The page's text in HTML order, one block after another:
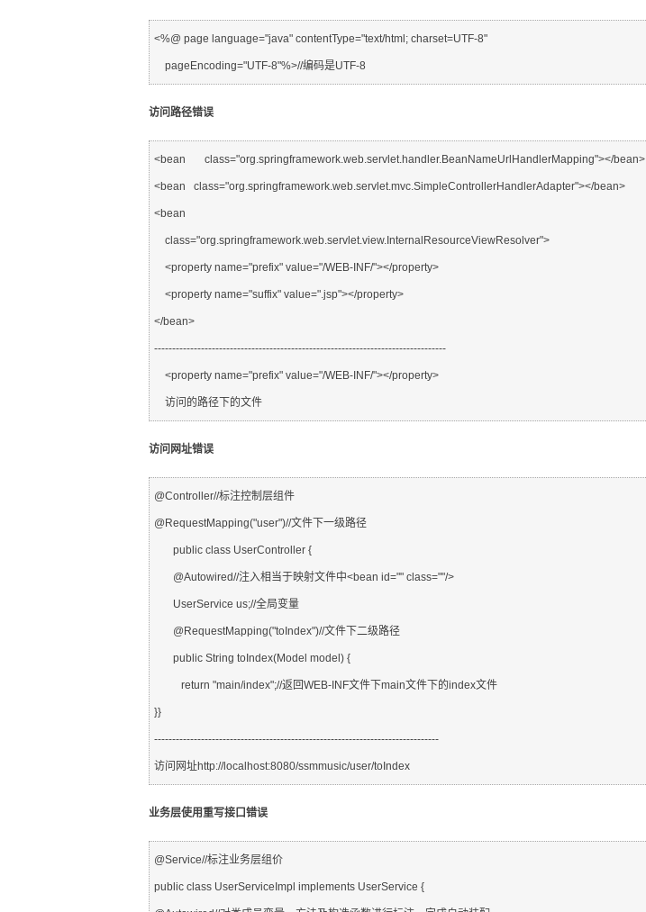
<%@ page language="java" contentType="text/html; charset=UTF-8"
pageEncoding="UTF-8"%>//编码是UTF-8
访问路径错误
<bean
    class="org.springframework.web.servlet.handler.BeanNameUrlHandlerMapping"></bean>
<bean
   class="org.springframework.web.servlet.mvc.SimpleControllerHandlerAdapter"></bean>
<bean
    class="org.springframework.web.servlet.view.InternalResourceViewResolver">
    <property name="prefix" value="/WEB-INF/"></property>
    <property name="suffix" value=".jsp"></property>
</bean>
---------------------------------------------------------------------------------
    <property name="prefix" value="/WEB-INF/"></property>
    访问的路径下的文件
访问网址错误
@Controller//标注控制层组件
@RequestMapping("user")//文件下一级路径
public class UserController {
@Autowired//注入相当于映射文件中<bean id="" class=""/>
UserService us;//全局变量
@RequestMapping("toIndex")//文件下二级路径
public String toIndex(Model model) {
          return "main/index";//返回WEB-INF文件下main文件下的index文件
}}
-------------------------------------------------------------------------------
访问网址http://localhost:8080/ssmmusic/user/toIndex
业务层使用重写接口错误
@Service//标注业务层组价
public class UserServiceImpl implements UserService {